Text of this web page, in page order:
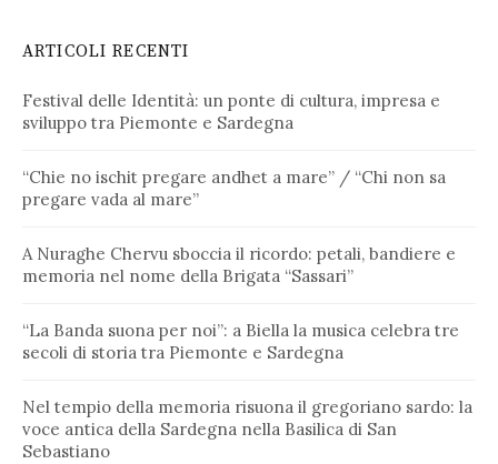
ARTICOLI RECENTI
Festival delle Identità: un ponte di cultura, impresa e
sviluppo tra Piemonte e Sardegna
“Chie no ischit pregare andhet a mare” / “Chi non sa
pregare vada al mare”
A Nuraghe Chervu sboccia il ricordo: petali, bandiere e
memoria nel nome della Brigata “Sassari”
“La Banda suona per noi”: a Biella la musica celebra tre
secoli di storia tra Piemonte e Sardegna
Nel tempio della memoria risuona il gregoriano sardo: la
voce antica della Sardegna nella Basilica di San
Sebastiano